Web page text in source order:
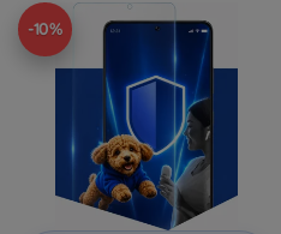
-10%